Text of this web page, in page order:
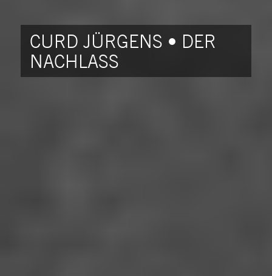
CURD JÜRGENS • DER
NACHLASS